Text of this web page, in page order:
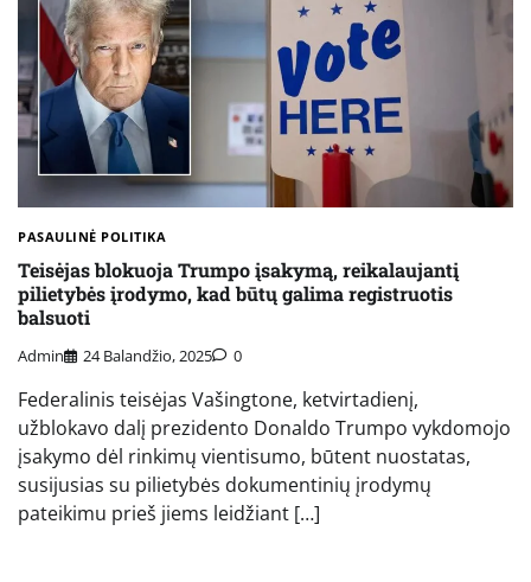
PASAULINĖ POLITIKA
Teisėjas blokuoja Trumpo įsakymą, reikalaujantį
pilietybės įrodymo, kad būtų galima registruotis
balsuoti
Admin 24 Balandžio, 2025 0
Federalinis teisėjas Vašingtone, ketvirtadienį,
užblokavo dalį prezidento Donaldo Trumpo vykdomojo
įsakymo dėl rinkimų vientisumo, būtent nuostatas,
susijusias su pilietybės dokumentinių įrodymų
pateikimu prieš jiems leidžiant […]